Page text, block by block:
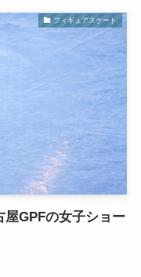
フィギュアスケート
GPFの女子ショー